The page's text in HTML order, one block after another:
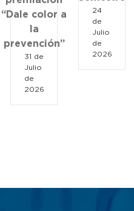
“Dale color a
la
prevención”
31 de
Julio
de
2026
24
de
Julio
de
2026